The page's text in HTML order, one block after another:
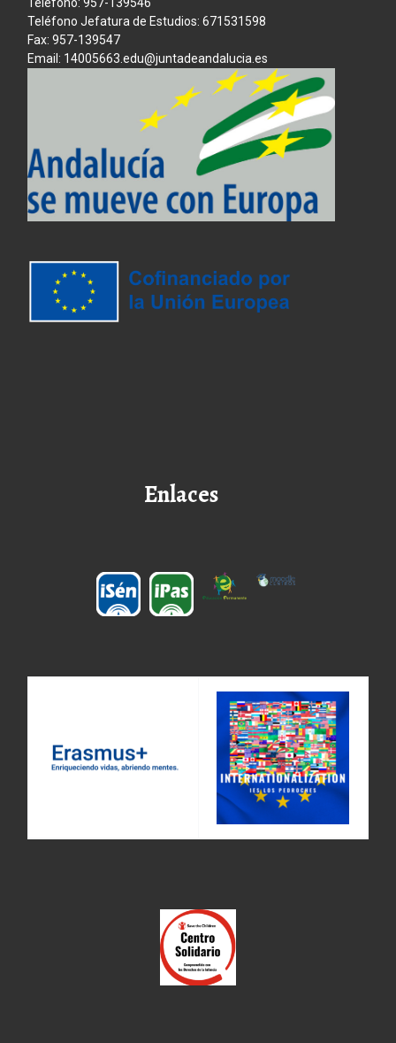
Teléfono: 957-139546
Teléfono Jefatura de Estudios: 671531598
Fax: 957-139547
Email: 14005663.edu@juntadeandalucia.es
Enlaces